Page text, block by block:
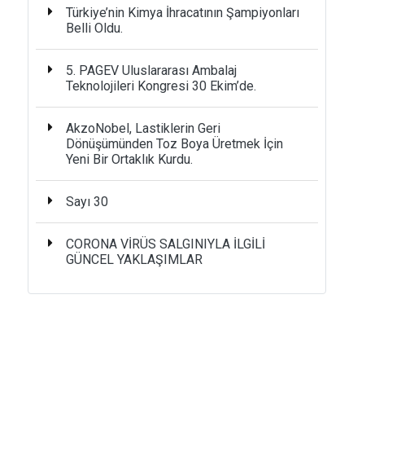
Türkiye’nin Kimya İhracatının Şampiyonları
Belli Oldu.
5. PAGEV Uluslararası Ambalaj
Teknolojileri Kongresi 30 Ekim’de.
AkzoNobel, Lastiklerin Geri
Dönüşümünden Toz Boya Üretmek İçin
Yeni Bir Ortaklık Kurdu.
Sayı 30
CORONA VİRÜS SALGINIYLA İLGİLİ
GÜNCEL YAKLAŞIMLAR